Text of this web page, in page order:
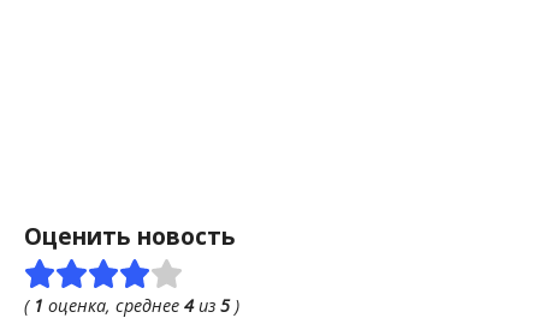
Оценить новость
( 1 оценка, среднее 4из 5)